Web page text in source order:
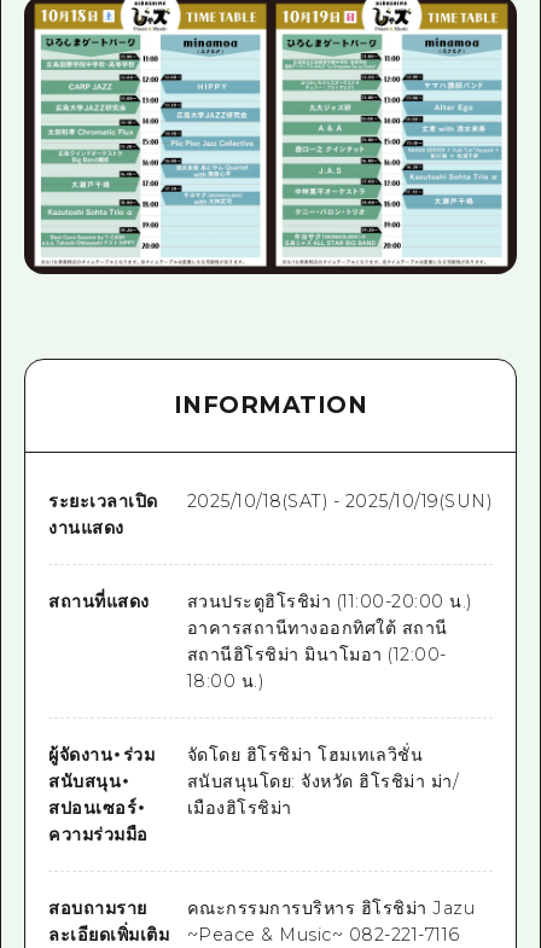
INFORMATION
ระยะเวลาเปิด
งานแสดง
2025/10/18(SAT) - 2025/10/19(SUN)
สถานที่แสดง
สวนประตูฮิโรชิม่า (11:00-20:00 น.)
อาคารสถานีทางออกทิศใต้ สถานี
สถานีฮิโรชิม่า มินาโมอา (12:00-
18:00 น.)
ผู้จัดงาน・ร่วม
สนับสนุน・
สปอนเซอร์・
ความร่วมมือ
จัดโดย ฮิโรชิม่า โฮมเทเลวิชั่น
สนับสนุนโดย: จังหวัด ฮิโรชิม่า ม่า/
เมืองฮิโรชิม่า
สอบถามราย
ละเอียดเพิ่มเติม
คณะกรรมการบริหาร ฮิโรชิม่า Jazu
~Peace & Music~ 082-221-7116